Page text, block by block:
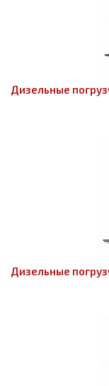
Дизельные
Дизельные